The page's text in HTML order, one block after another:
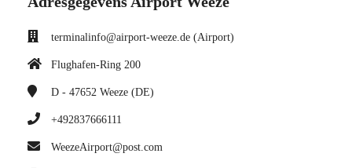
terminalinfo@airport-weeze.de (Airport)
Flughafen-Ring 200
D - 47652 Weeze (DE)
+492837666111
WeezeAirport@post.com